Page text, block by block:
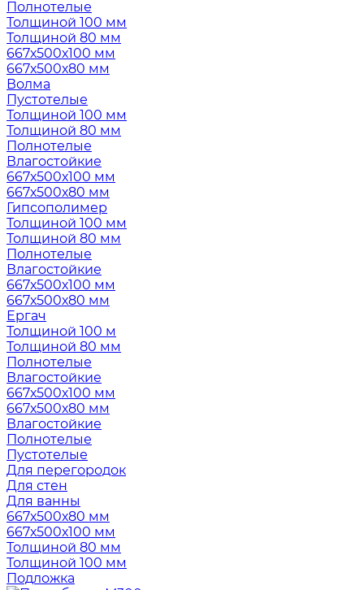
Полнотелые
Толщиной 100 мм
Толщиной 80 мм
667х500х100 мм
667х500х80 мм
Волма
Пустотелые
Толщиной 100 мм
Толщиной 80 мм
Полнотелые
Влагостойкие
667х500х100 мм
667х500х80 мм
Гипсополимер
Толщиной 100 мм
Толщиной 80 мм
Полнотелые
Влагостойкие
667х500х100 мм
667х500х80 мм
Ергач
Толщиной 100 м
Толщиной 80 мм
Полнотелые
Влагостойкие
667х500х100 мм
667х500х80 мм
Влагостойкие
Полнотелые
Пустотелые
Для перегородок
Для стен
Для ванны
667х500х80 мм
667х500х100 мм
Толщиной 80 мм
Толщиной 100 мм
Подложка